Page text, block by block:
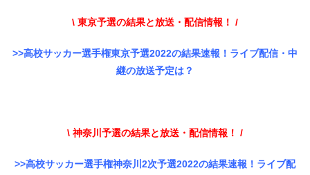
\ 東京予選の結果と放送・配信情報！ /
>>高校サッカー選手権東京予選2022の結果速報！ライブ配信・中
継の放送予定は？
\ 神奈川予選の結果と放送・配信情報！ /
>>高校サッカー選手権神奈川2次予選2022の結果速報！ライブ配